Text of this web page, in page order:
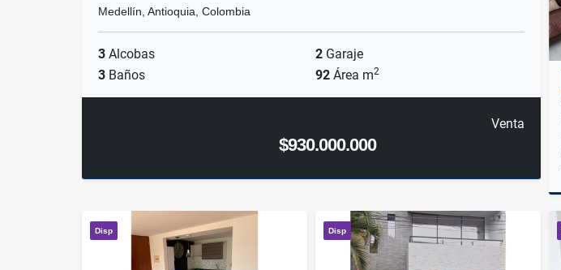
Medellín, Antioquia, Colombia
3 Alcobas 2 Garaje
3 Baños 92 Área m2
Venta
$930.000.000
Disp Disp